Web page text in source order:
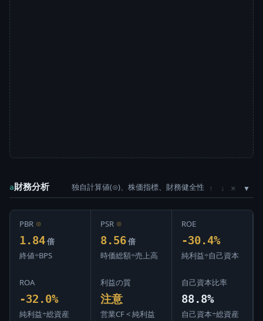
a財務分析 独自計算値(⊙)、株価指標、財務健全性 ↑ ↓ ×
PBR ⊙
1.84 倍
終値÷BPS
PSR ⊙
8.56 倍
時価総額÷売上高
ROE
-30.4%
純利益÷自己資本
ROA
-32.0%
純利益÷総資産
利益の質
注意
営業CF < 純利益
自己資本比率
88.8%
自己資本÷総資産